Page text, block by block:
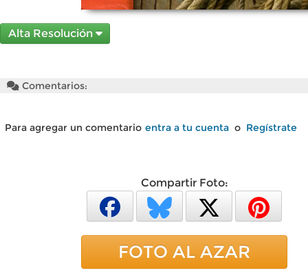
Alta Resolución
Comentarios:
Para agregar un comentario entra a tu cuenta o Regístrate
Compartir Foto:
FOTO AL AZAR